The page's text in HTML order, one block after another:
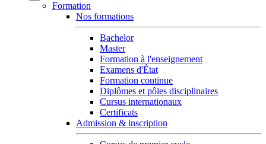
Formation
Nos formations
Bachelor
Master
Formation à l'enseignement
Examens d'État
Formation continue
Diplômes et pôles disciplinaires
Cursus internationaux
Certificats
Admission & inscription